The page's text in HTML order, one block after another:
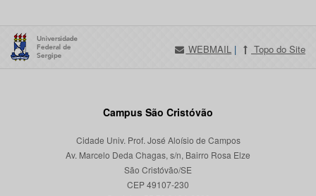
WEBMAIL | Topo do Site
Campus São Cristóvão
Cidade Univ. Prof. José Aloísio de Campos
Av. Marcelo Deda Chagas, s/n, Bairro Rosa Elze
São Cristóvão/SE
CEP 49107-230